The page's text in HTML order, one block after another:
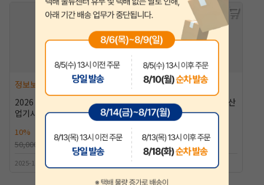
정보보안(산업)기사
2026 알기사 정보보안기사(산
업기사) 필기+핵심기출 1200
10%
45,000원
50,000원
2025-10-30출간 | 조현준저자
정보보안(산업)기사
2026 알기사 정보보안기사(산
업기사) 실기 [10%할인]
10% 41,400원
46,000원